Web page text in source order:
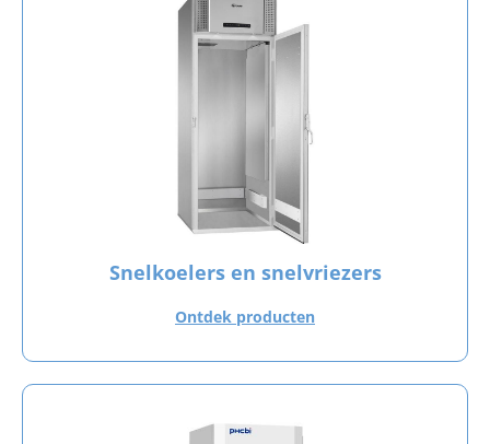
Snelkoelers en snelvriezers
Ontdek producten